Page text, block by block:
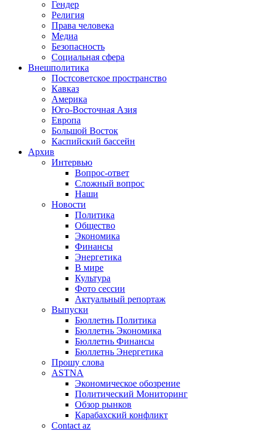
Гендер
Религия
Права человека
Медиа
Безопасность
Социальная сфера
Внешполитика
Постсоветское пространство
Кавказ
Америка
Юго-Восточная Азия
Европа
Большой Восток
Каспийский бассейн
Архив
Интервью
Вопрос-ответ
Сложный вопрос
Наши
Новости
Политика
Общество
Экономика
Финансы
Энергетика
В мире
Культура
Фото сессии
Актуальный репортаж
Выпуски
Бюллетнь Политика
Бюллетнь Экономика
Бюллетнь Финансы
Бюллетнь Энергетика
Прошу слова
ASTNA
Экономическое обозрение
Политический Мониторинг
Обзор рынков
Карабахский конфликт
Contact az